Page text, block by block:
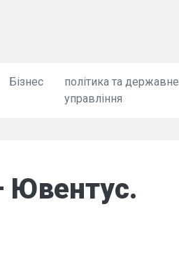
Бізнес
політика та державне
управління
Ювентус.